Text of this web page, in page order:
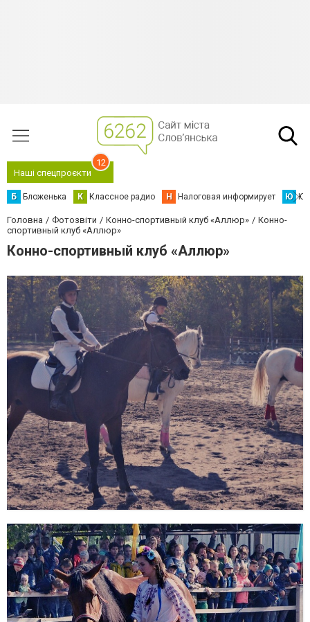
Наші спецпроєкти
12
Б Бложенька К Классное радио Н Налоговая информирует Ю
Головна Фотозвіти Конно-спортивный клуб «Аллюр»
Конно-
спортивный клуб «Аллюр»
Конно-спортивный клуб «Аллюр»